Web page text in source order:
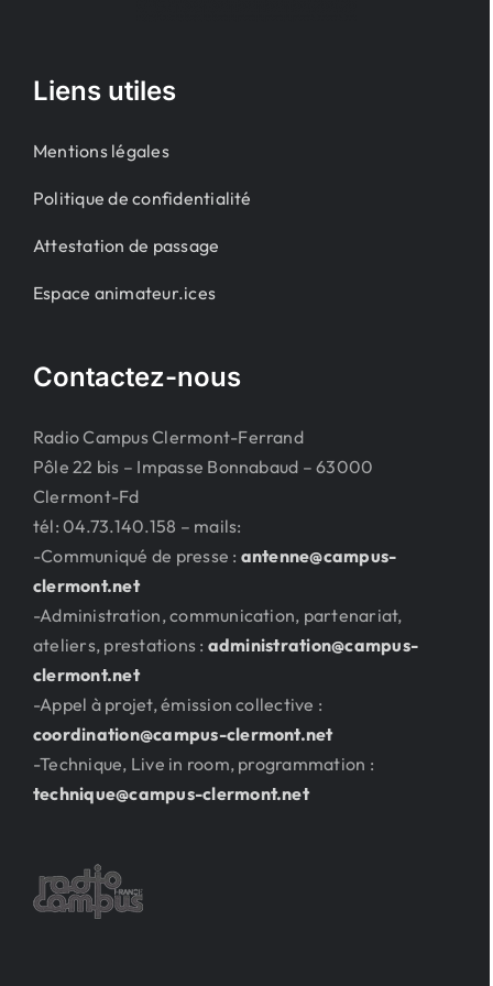
Liens utiles
Mentions légales
Politique de confidentialité
Attestation de passage
Espace animateur.ices
Contactez-nous
Radio Campus Clermont-Ferrand
Pôle 22 bis – Impasse Bonnabaud – 63000
Clermont-Fd
tél: 04.73.140.158 – mails:
-Communiqué de presse : antenne@campus-
clermont.net
-Administration, communication, partenariat,
ateliers, prestations : administration@campus-
clermont.net
-Appel à projet, émission collective :
coordination@campus-clermont.net
-Technique, Live in room, programmation :
technique@campus-clermont.net